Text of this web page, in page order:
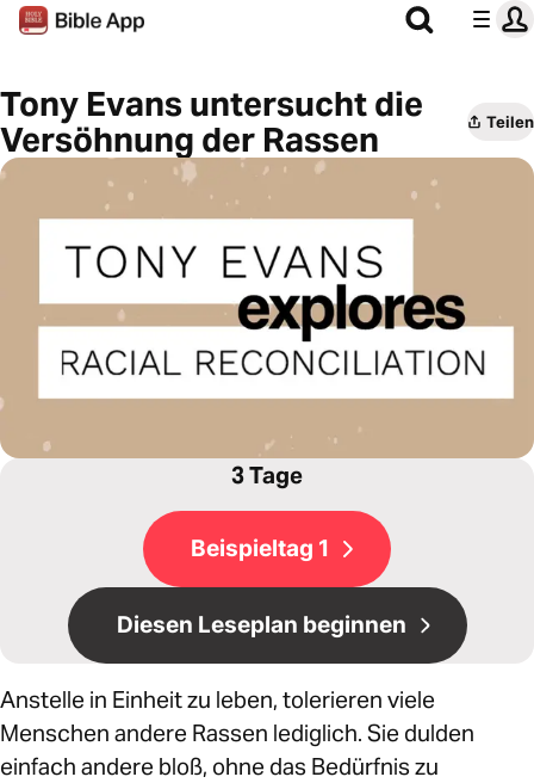
Tony Evans untersucht die
Versöhnung der Rassen
Teilen
3 Tage
Beispieltag 1
Diesen Leseplan beginnen
Anstelle in Einheit zu leben, tolerieren viele
Menschen andere Rassen lediglich. Sie dulden
einfach andere bloß, ohne das Bedürfnis zu